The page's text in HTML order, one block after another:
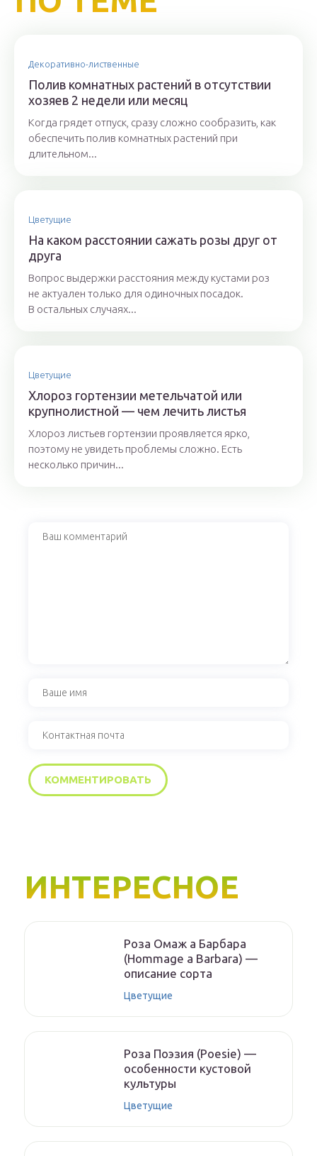
Декоративно-лиственные
Полив комнатных растений в отсутствии
хозяев 2 недели или месяц
Когда грядет отпуск, сразу сложно сообразить, как
обеспечить полив комнатных растений при
длительном...
Цветущие
На каком расстоянии сажать розы друг от
друга
Вопрос выдержки расстояния между кустами роз
не актуален только для одиночных посадок.
В остальных случаях...
Цветущие
Хлороз гортензии метельчатой или
крупнолистной — чем лечить листья
Хлороз листьев гортензии проявляется ярко,
поэтому не увидеть проблемы сложно. Есть
несколько причин...
ИНТЕРЕСНОЕ
Роза Омаж а Барбара
(Hommage a Barbara) —
описание сорта
Цветущие
Роза Поэзия (Poesie) —
особенности кустовой
культуры
Цветущие